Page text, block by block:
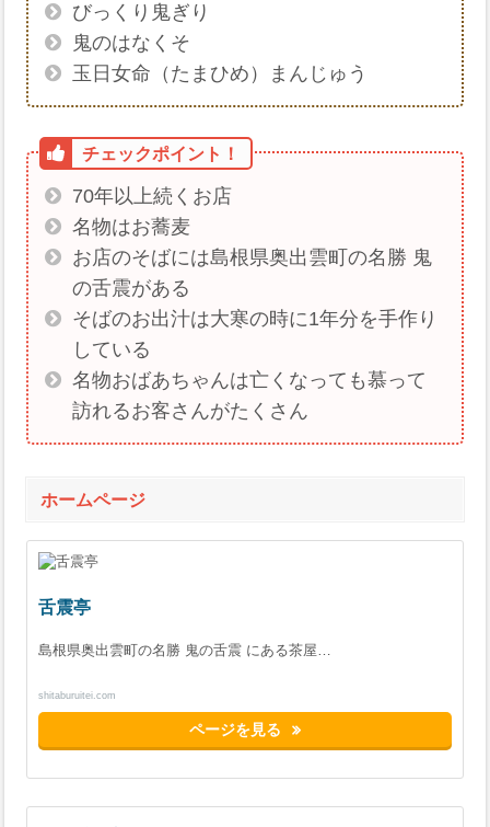
びっくり鬼ぎり
鬼のはなくそ
玉日女命（たまひめ）まんじゅう
70年以上続くお店
名物はお蕎麦
お店のそばには島根県奥出雲町の名勝 鬼
の舌震がある
そばのお出汁は大寒の時に1年分を手作り
している
名物おばあちゃんは亡くなっても慕って
訪れるお客さんがたくさん
ホームページ
舌震亭
島根県奥出雲町の名勝 鬼の舌震 にある茶屋…
shitaburuitei.com
ページを見る